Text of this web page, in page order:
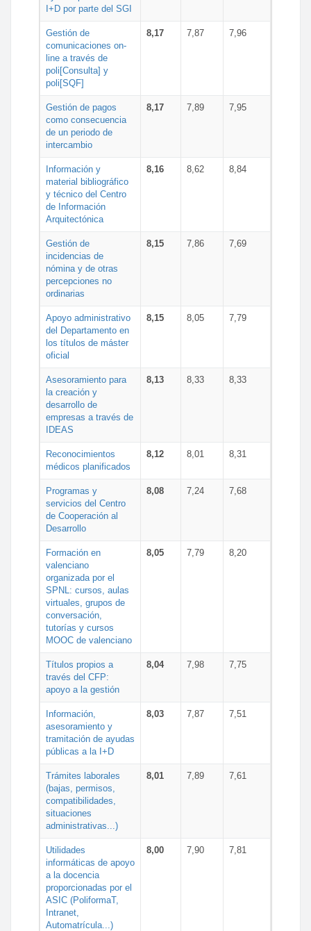
I+D por parte del SGI
Gestión de
comunicaciones on-
line a través de
poli[Consulta] y
poli[SQF]
8,17 7,87 7,96
Gestión de pagos
como consecuencia
de un periodo de
intercambio
8,17 7,89 7,95
Información y
material bibliográfico
y técnico del Centro
de Información
Arquitectónica
8,16 8,62 8,84
Gestión de
incidencias de
nómina y de otras
percepciones no
ordinarias
8,15 7,86 7,69
Apoyo administrativo
del Departamento en
los títulos de máster
oficial
8,15 8,05 7,79
Asesoramiento para
la creación y
desarrollo de
empresas a través de
IDEAS
8,13 8,33 8,33
Reconocimientos
médicos planificados
8,12 8,01 8,31
Programas y
servicios del Centro
de Cooperación al
Desarrollo
8,08 7,24 7,68
Formación en
valenciano
organizada por el
SPNL: cursos, aulas
virtuales, grupos de
conversación,
tutorías y cursos
MOOC de valenciano
8,05 7,79 8,20
Títulos propios a
través del CFP:
apoyo a la gestión
8,04 7,98 7,75
Información,
asesoramiento y
tramitación de ayudas
públicas a la I+D
8,03 7,87 7,51
Trámites laborales
(bajas, permisos,
compatibilidades,
situaciones
administrativas...)
8,01 7,89 7,61
Utilidades
informáticas de apoyo
a la docencia
proporcionadas por el
ASIC (PoliformaT,
Intranet,
Automatrícula...)
8,00 7,90 7,81